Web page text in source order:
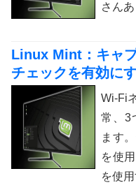
さんあ
Linux Mint：キャ
チェックを有効に
Wi-Fi
常、3
ます
を使
を使